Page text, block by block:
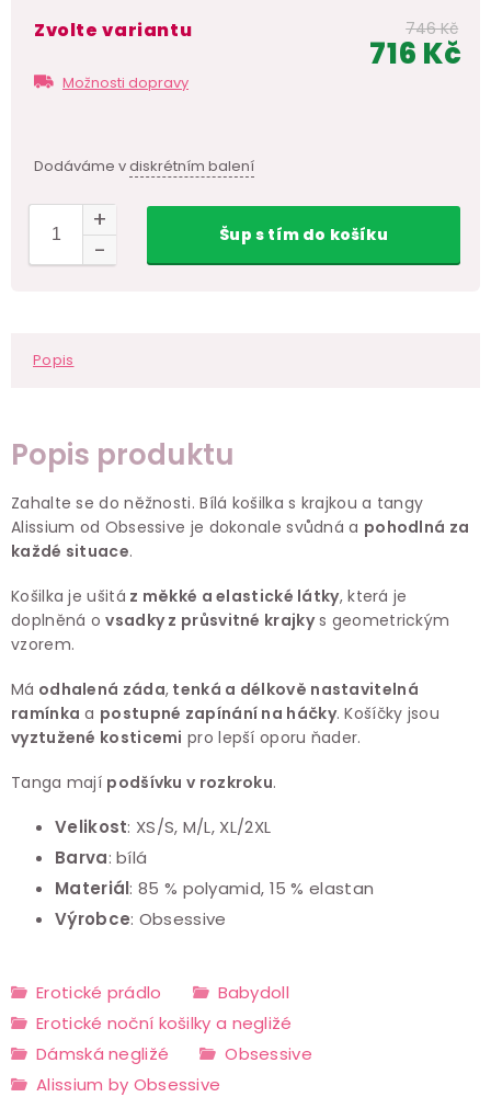
Zvolte variantu
Možnosti dopravy
Dodáváme vdiskrétním balení
746 Kč
716 Kč
Šups tímdo košíku
Popis
Popis produktu
Zahalte se do něžnosti. Bílá košilka s krajkou a tangy
Alissium od Obsessive je dokonale svůdná a pohodlná za
každé situace.
Košilka je ušitá z měkké a elastické látky, která je
doplněná ovsadky z průsvitné krajkys geometrickým
vzorem.
Má odhalená záda, tenká a délkově nastavitelná
ramínka a postupné zapínání na háčky. Košíčky jsou
vyztužené kosticemi pro lepší oporu ňader.
Tanga mají podšívku v rozkroku.
Velikost: XS/S, M/L, XL/2XL
Barva: bílá
Materiál: 85 % polyamid, 15 % elastan
Výrobce: Obsessive
Erotické prádlo
Babydoll
Erotické noční košilky a negližé
Dámská negližé
Obsessive
Alissium by Obsessive